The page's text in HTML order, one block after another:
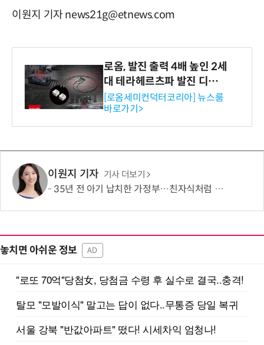
이원지 기자 news21g@etnews.com
로옴, 발진 출력 4배 높인 2세
대 테라헤르츠파 발진 디바이
스 개발
[로옴세미컨덕터코리아] 뉴스룸
바로가기>
이원지 기자 기사 더보기
35년 전 아기 납치한 가정부…친자식처럼 키워서? '징역 3년' 논란
놓치면 아쉬운 정보 AD